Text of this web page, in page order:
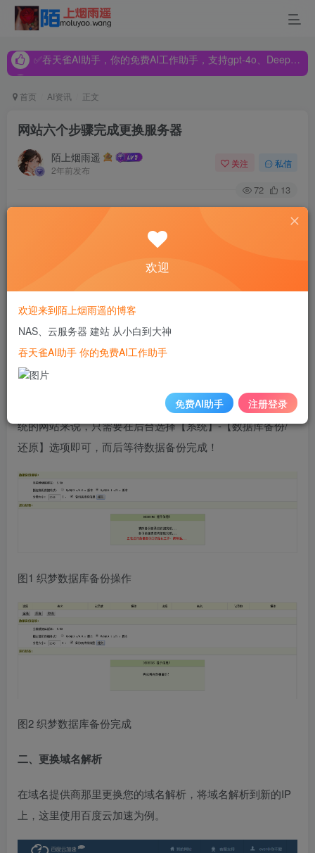
✅吞天雀AI助手，你的免费AI工作助手，支持gpt-4o、DeepSeek、Claude🔥🔥🔥🔥
✅吞天雀AI助手，你的免费AI工作助手，支持gpt-4o、DeepSeek、Claude🔥🔥🔥🔥
首页 AI资讯 正文
网站六个步骤完成更换服务器
陌上烟雨遥
2年前发布
关注 私信
72 13
最近又不少站长朋友发帖咨询说要更换网站的服务器了，但
是怕误操作导致网站被K，因为已经有不少的站长朋友来反
那么今天百度站长平台新人训练营版主EVER非你不爱就来
跟大家谈一下，如何更换网站服务器，换IP，把损失降低到
最低，现在我们通过对织梦网站的举例，来进一步的操作！
一、备份您的网站
首先要做的是将我们的网站进行数据库的打包，对于织梦系
统的网站来说，只需要在后台选择【系统】-【数据库备份/
还原】选项即可，而后等待数据备份完成！
图1 织梦数据库备份操作
图2 织梦数据库备份完成
二、更换域名解析
在域名提供商那里更换您的域名解析，将域名解析到新的IP
上，这里使用百度云加速为例。
欢迎
欢迎来到陌上烟雨遥的博客
NAS、云服务器 建站 从小白到大神
吞天雀AI助手 你的免费AI工作助手
免费AI助手 注册登录